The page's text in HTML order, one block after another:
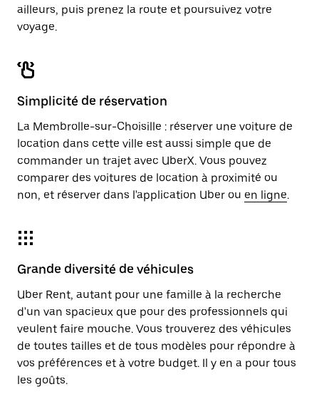
ailleurs, puis prenez la route et poursuivez votre
voyage.
Simplicité de réservation
La Membrolle-sur-Choisille : réserver une voiture de
location dans cette ville est aussi simple que de
commander un trajet avec UberX. Vous pouvez
comparer des voitures de location à proximité ou
non, et réserver dans l'application Uber ou en ligne.
Grande diversité de véhicules
Uber Rent, autant pour une famille à la recherche
d'un van spacieux que pour des professionnels qui
veulent faire mouche. Vous trouverez des véhicules
de toutes tailles et de tous modèles pour répondre à
vos préférences et à votre budget. Il y en a pour tous
les goûts.